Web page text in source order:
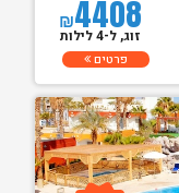
₪4408
זוג, ל-4 לילות
פרטים